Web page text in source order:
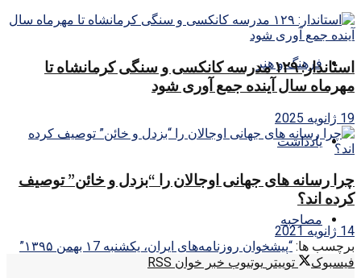
فرهنگ و هنر
یادداشت
مصاحبه
استاندار: ۱۲۹ مدرسه کانکسی و سنگی کرمانشاه تا
مهرماه سال آینده جمع آوری شود
19 ژانویه 2025
چرا رسانه های جهانی اوجالان را “بزدل و خائن” توصیف
کرده اند؟
14 ژانویه 2021
برچسب ها: “پیشخوان روزنامه‌های ایران، یکشنبه ۱7 بهمن ۱۳۹۵”
فیسبوک
توییتر یوتیوب خبر خوان RSS